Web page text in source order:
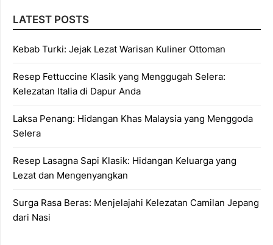
LATEST POSTS
Kebab Turki: Jejak Lezat Warisan Kuliner Ottoman
Resep Fettuccine Klasik yang Menggugah Selera:
Kelezatan Italia di Dapur Anda
Laksa Penang: Hidangan Khas Malaysia yang Menggoda
Selera
Resep Lasagna Sapi Klasik: Hidangan Keluarga yang
Lezat dan Mengenyangkan
Surga Rasa Beras: Menjelajahi Kelezatan Camilan Jepang
dari Nasi